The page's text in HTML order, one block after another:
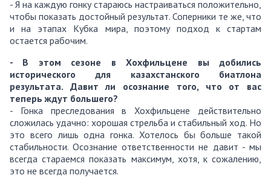
- Я на каждую гонку стараюсь настраиваться положительно,
чтобы показать достойный результат. Соперники те же, что
и на этапах Кубка мира, поэтому подход к стартам
остается рабочим.
- В этом сезоне в Хохфильцене вы добились
исторического для казахстанского биатлона
результата. Давит ли осознание того, что от вас
теперь ждут большего?
- Гонка преследования в Хохфильцене действительно
сложилась удачно: хорошая стрельба и стабильный ход. Но
это всего лишь одна гонка. Хотелось бы больше такой
стабильности. Осознание ответственности не давит - мы
всегда стараемся показать максимум, хотя, к сожалению,
это не всегда получается.